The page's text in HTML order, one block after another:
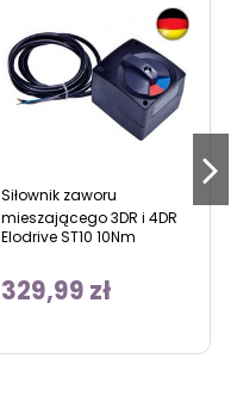
Siłownik zaworu
mieszającego 3DR i 4DR
Elodrive ST10 10Nm
329,99 zł